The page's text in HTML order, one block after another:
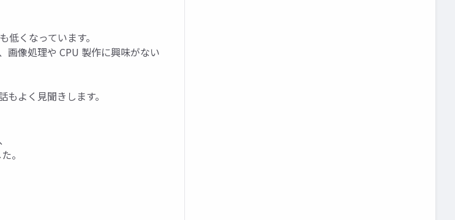
低くなっています。
画像処理や CPU 製作に興味がない
よく見聞きします。
。